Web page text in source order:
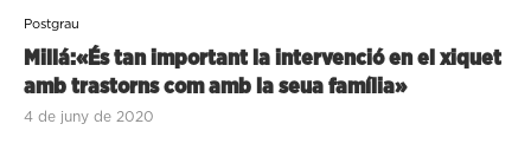
Postgrau
Millá:«És tan important la intervenció en el xiquet
amb trastorns com amb la seua família»
4 de juny de 2020